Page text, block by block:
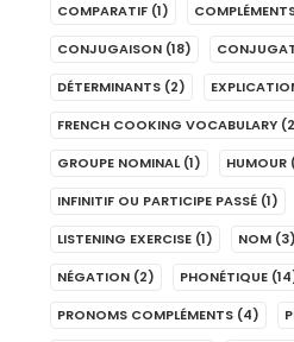
COMPARATIF (1)
CONJUGAISON (18)
DÉTERMINANTS (2)
FRENCH COOKING VOCABULARY
GROUPE NOMINAL (1) HUMOUR
INFINITIF OU PARTICIPE PASSÉ (1)
LISTENING EXERCISE (1) NOM (3)
NÉGATION (2) PHONÉTIQUE
PRONOMS COMPLÉMENTS (4)